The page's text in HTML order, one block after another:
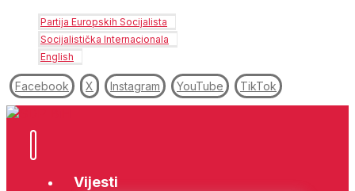
Partija Europskih Socijalista
Socijalistička Internacionala
English
Facebook X Instagram YouTube TikTok
Vijesti